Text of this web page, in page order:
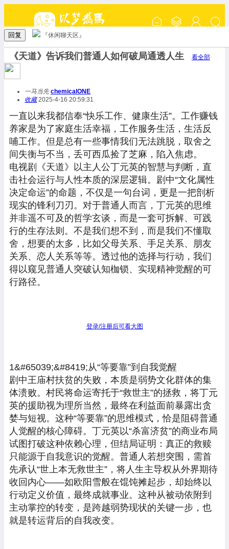
回复 『休闲聊天区』
《天道》告诉我们普通人如何破局通透人生 看全部
一马当先 chemicalONE
收藏2025-4-16 20:59:31
一直以来我都信奉“快乐工作、健康生活”。工作赚钱
养家是为了家庭生活幸福，工作服务生活，生活反
哺工作。但是总有一些事情我们无法跳脱，取舍之
间失衡与不当，丢可西瓜捡了芝麻，陷入焦虑。
电视剧《天道》以主人公丁元英的智慧与判断，直
击社会运行与人性本质的深层逻辑。剧中“文化属性
决定命运”的命题，不仅是一句台词，更是一把剖析
现实的锋利刀刃。对于普通人而言，丁元英的思维
并非遥不可及的哲学玄谈，而是一套可拆解、可践
行的生存法则。不是我们想不到，而是我们不懂取
舍，想要的太多，比如父母关系、手足关系、朋友
关系、恋人关系等等。透过他的选择与行动，我们
得以窥见普通人突破认知枷锁、实现精神觉醒的可
行路径。
登录/注册后可看大图
1&#65039;&#8419;从“等要靠”到自我觉醒
剧中王庙村扶贫的失败，本质是弱势文化群体的集
体溃败。村民将命运寄托于“救世主”的拯救，将丁元
英的援助视为理所当然，最终在利益面前暴露出贪
婪与短视。这种“等要靠”的思维模式，恰是阻碍普通
人觉醒的核心障碍。丁元英以“杀富济贫”的商业布局
试图打破这种依赖心理，但结局证明：真正的救赎
只能源于自我意识的觉醒。普通人若想突围，需首
先承认“世上本无救世主”，将人生主导权从外界期待
收回内心——如欧阳雪般在馄饨摊起步，却始终以
行动定义价值，最终成就事业。这种从被动依附到
主动掌控的转变，是跨越弱势现状的关键一步，也
就是转运背后的自我改变。